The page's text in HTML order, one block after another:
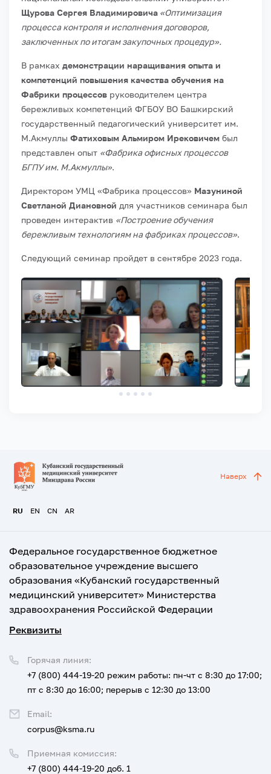
Щурова Сергея Владимировича «Оптимизация
процесса контроля и исполнения договоров,
заключенных по итогам закупочных процедур».
В рамках демонстрации наращивания опыта и
компетенций повышения качества обучения на
Фабрики процессов руководителем центра
бережливых компетенций ФГБОУ ВО Башкирский
государственный педагогический университет им.
М.Акмуллы Фатиховым Альмиром Ирековичем был
представлен опыт «Фабрика офисных процессов
БГПУим. М.Акмуллы».
Директором УМЦ «Фабрика процессов» Мазуниной
Светланой Диановной для участников семинара был
проведен интерактив «Построение обучения
бережливым технологиям на фабриках процессов».
Следующий семинар пройдет в сентябре 2023 года.
RU EN CN AR
Наверх
Федеральное государственное бюджетное
образовательное учреждение высшего
образования «Кубанский государственный
медицинский университет» Министерства
здравоохранения Российской Федерации
Реквизиты
Приемная комиссия:
+7 (800) 444-19-20 доб. 1
Горячая линия:
+7 (800) 444-19-20 режим работы: пн-чт с 8:30 до 17:00;
пт с 8:30 до 16:00; перерыв с 12:30 до 13:00
Email:
corpus@ksma.ru